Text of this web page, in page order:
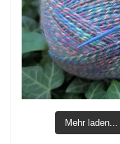
Mehr laden...